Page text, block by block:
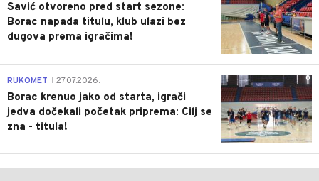
Savić otvoreno pred start sezone:
Borac napada titulu, klub ulazi bez
dugova prema igračima!
0
RUKOMET 27.07.2026.
Borac krenuo jako od starta, igrači
jedva dočekali početak priprema: Cilj se
zna - titula!